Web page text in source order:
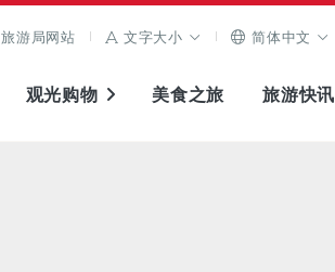
旅游局网站 文字大小 简体中文
观光购物 美食之旅 旅游快讯